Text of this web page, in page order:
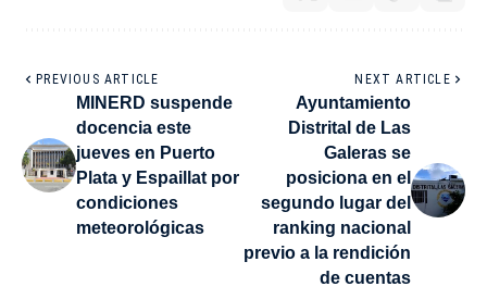
PREVIOUS ARTICLE
MINERD suspende
docencia este
jueves en Puerto
Plata y Espaillat por
condiciones
meteorológicas
NEXT ARTICLE
Ayuntamiento
Distrital de Las
Galeras se
posiciona en el
segundo lugar del
ranking nacional
previo a la rendición
de cuentas